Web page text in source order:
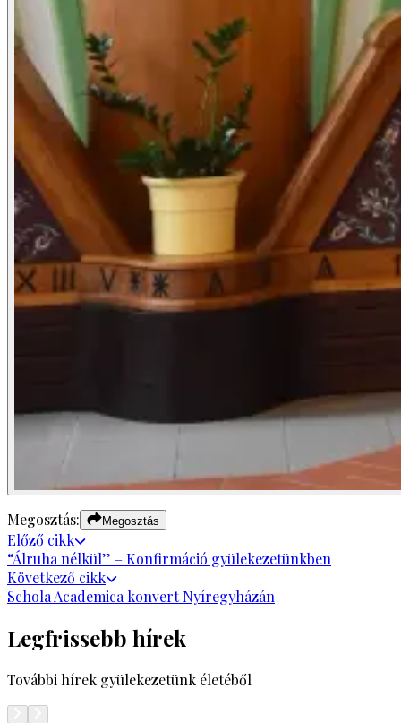
Megosztás: Megosztás
Előző cikk
“Álruha nélkül” – Konfirmáció gyülekezetünkben
Következő cikk
Schola Academica konvert Nyíregyházán
Legfrissebb hírek
További hírek gyülekezetünk életéből